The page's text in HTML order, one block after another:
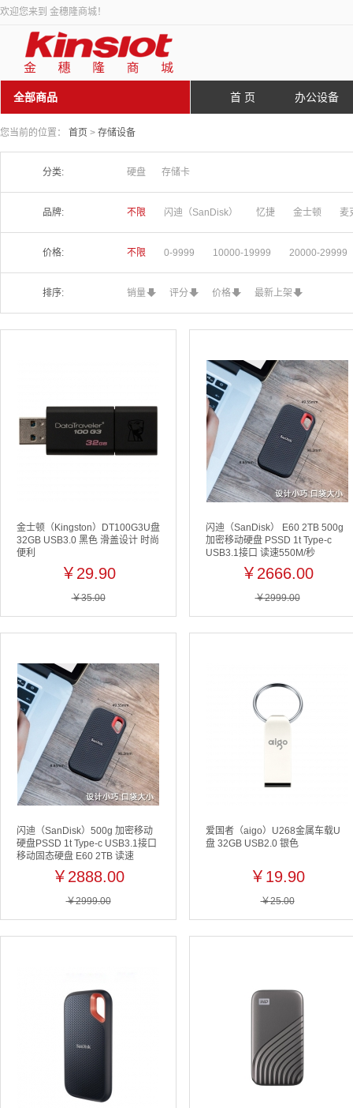
欢迎您来到 金穗隆商城！
全部商品 首 页 办公设备
您当前的位置： 首页 > 存储设备
分类: 硬盘 存储卡
品牌: 不限 闪迪（SanDisk） 忆捷 金士顿 麦
价格: 不限 0-9999 10000-19999 20000-29999
排序: 销量 评分 价格 最新上架
金士顿（Kingston）DT100G3U盘
32GB USB3.0 黑色 滑盖设计 时尚
便利
￥29.90
￥35.00
闪迪（SanDisk） E60 2TB 500g
加密移动硬盘 PSSD 1t Type-c
USB3.1接口 读速550M/秒
￥2666.00
￥2999.00
闪迪（SanDisk）500g 加密移动
硬盘PSSD 1t Type-c USB3.1接口
移动固态硬盘 E60 2TB 读速
￥2888.00
￥2999.00
爱国者（aigo）U268金属车载U
盘 32GB USB2.0 银色
￥19.90
￥25.00